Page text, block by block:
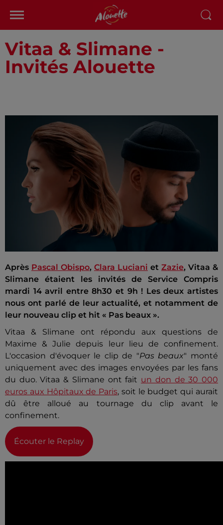
Vitaa & Slimane -
Invités Alouette
Après Pascal Obispo, Clara Luciani et Zazie, Vitaa &
Slimane étaient les invités de Service Compris
mardi 14 avril entre 8h30 et 9h ! Les deux artistes
nous ont parlé de leur actualité, et notamment de
leur nouveau clip et hit « Pas beaux ».
Vitaa & Slimane ont répondu aux questions de
Maxime & Julie depuis leur lieu de confinement.
L'occasion d'évoquer le clip de "Pas beaux" monté
uniquement avec des images envoyées par les fans
du duo. Vitaa & Slimane ont fait un don de 30 000
euros aux Hôpitaux de Paris, soit le budget qui aurait
dû être alloué au tournage du clip avant le
confinement.
Écouter le Replay